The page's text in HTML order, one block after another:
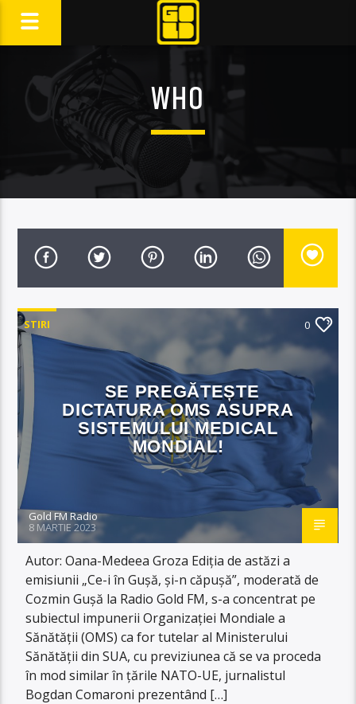
WHO
STIRI 0
SE PREGĂTEȘTE
DICTATURA OMS ASUPRA
SISTEMULUI MEDICAL
MONDIAL!
Gold FM Radio
8 MARTIE 2023
Autor: Oana-Medeea Groza Ediția de astăzi a
emisiunii „Ce-i în Gușă, și-n căpușă”, moderată de
Cozmin Gușă la Radio Gold FM, s-a concentrat pe
subiectul impunerii Organizației Mondiale a
Sănătății (OMS) ca for tutelar al Ministerului
Sănătății din SUA, cu previziunea că se va proceda
în mod similar în țările NATO-UE, jurnalistul
Bogdan Comaroni prezentând […]